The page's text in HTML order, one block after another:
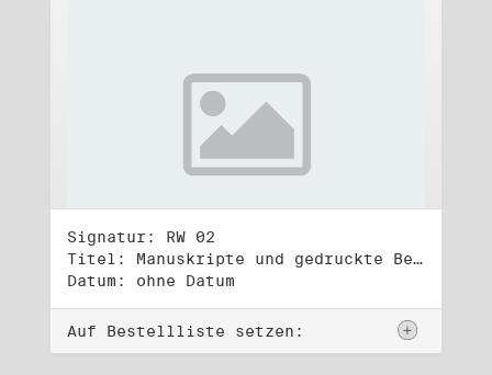
Signatur: RW 02
Titel: Manuskripte und gedruckte Belege (2)
Datum: ohne Datum
Auf Bestellliste setzen: